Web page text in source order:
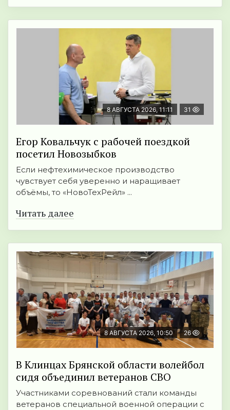
8 АВГУСТА 2026, 11:11 31
Егор Ковальчук с рабочей поездкой
посетил Новозыбков
Если нефтехимическое производство
чувствует себя уверенно и наращивает
объёмы, то «НовоТехРейл» ...
Читать далее
8 АВГУСТА 2026, 10:50 26
В Клинцах Брянской области волейбол
сидя объединил ветеранов СВО
Участниками соревнований стали команды
ветеранов специальной военной операции с